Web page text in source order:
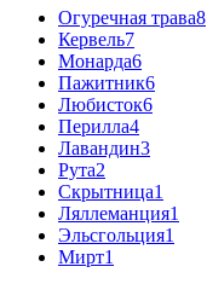
Огуречная трава8
Кервель7
Монарда6
Пажитник6
Любисток6
Перилла4
Лавандин3
Рута2
Скрытница1
Ляллеманция1
Эльсгольция1
Мирт1